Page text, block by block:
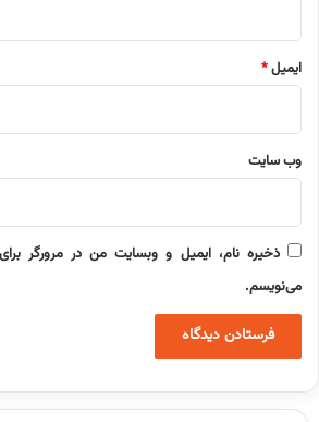
ایمیل*
وب‌ سایت
ذخیره نام، ایمیل و وبسایت من در مرورگر
می‌نویسم.